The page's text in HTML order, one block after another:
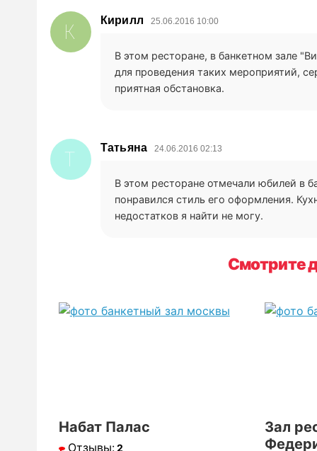
Кирилл 25.06.2016 10:00
В этом ресторане, в банкетном зале
для проведения таких мероприятий,
приятная обстановка.
Татьяна 24.06.2016 02:13
В этом ресторане отмечали юбилей в
понравился стиль его оформления.
недостатков я найти не могу.
Смотрите
Набат Палас
Отзывы:2
Зал